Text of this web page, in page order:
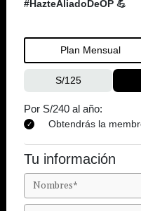
#HazteAliadoDeOP 💪
Plan Mensual
S/125
Por S/240 al año:
Obtendrás la
Tu información